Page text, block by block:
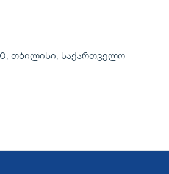
თბილისი, საქართველო